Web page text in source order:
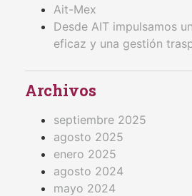
Ait-Mex
Desde AIT impulsamos
eficaz y una gestión
Archivos
septiembre 2025
agosto 2025
enero 2025
agosto 2024
mayo 2024